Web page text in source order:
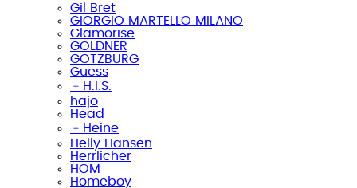
Gil Bret
GIORGIO MARTELLO MILANO
Glamorise
GOLDNER
GÖTZBURG
Guess
﹢ H.I.S.
hajo
Head
﹢ Heine
Helly Hansen
Herrlicher
HOM
Homeboy